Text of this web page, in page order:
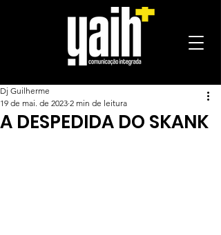
A DESPEDIDA DO SKANK
Dj Guilherme
19 de mai. de 2023 2 min de leitura